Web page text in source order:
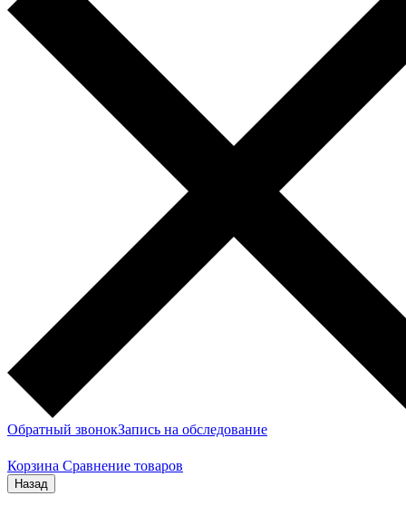
Обратный звонокЗапись на обследование
Корзина Сравнение товаров
Назад